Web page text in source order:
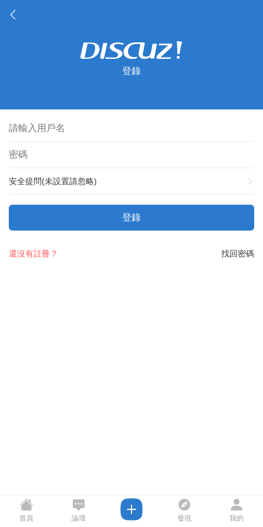
登錄
安全提問(未設置請忽略)
登錄
找回密碼
還沒有註冊？
首頁 論壇 發現 我的